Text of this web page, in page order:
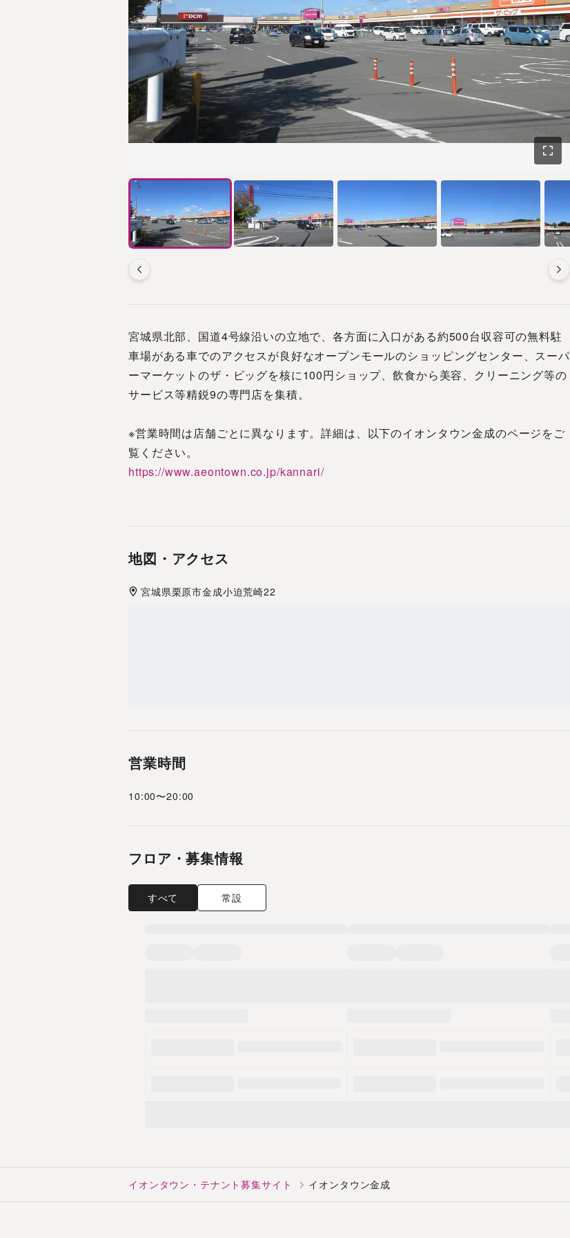
宮城県北部、国道4号線沿いの立地で、各方面に入口がある約500台収容可の無料駐
車場がある車でのアクセスが良好なオープンモールのショッピングセンター、スーパ
ーマーケットのザ・ビッグを核に100円ショップ、飲食から美容、クリーニング等の
サービス等精鋭9の専門店を集積。
※営業時間は店舗ごとに異なります。詳細は、以下のイオンタウン金成のページをご
覧ください。
https://www.aeontown.co.jp/kannari/
地図・アクセス
宮城県栗原市金成小迫荒崎22
営業時間
10:00〜20:00
フロア・募集情報
すべて 常設
イオンタウン・テナント募集サイト イオンタウン金成